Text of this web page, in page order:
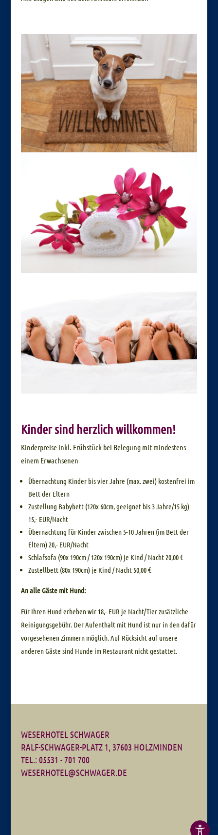
Kinder sind herzlich willkommen!
Kinderpreise inkl. Frühstück bei Belegung mit mindestens
einem Erwachsenen
Übernachtung Kinder bis vier Jahre (max. zwei) kostenfrei im
Bett der Eltern
Zustellung Babybett (120x 60cm, geeignet bis 3 Jahre/15 kg)
15,- EUR/Nacht
Übernachtung für Kinder zwischen 5-10 Jahren (im Bett der
Eltern) 20,- EUR/Nacht
Schlafsofa (90x 190cm / 120x 190cm) je Kind / Nacht 20,00 €
Zustellbett (80x 190cm) je Kind / Nacht 50,00 €
An alle Gäste mit Hund:
Für Ihren Hund erheben wir 18,- EUR je Nacht/Tier zusätzliche
Reinigungsgebühr. Der Aufenthalt mit Hund ist nur in den dafür
vorgesehenen Zimmern möglich. Auf Rücksicht auf unsere
anderen Gäste sind Hunde im Restaurant nicht gestattet.
WESERHOTEL SCHWAGER
RALF-SCHWAGER-PLATZ 1, 37603 HOLZMINDEN
TEL.: 05531 - 701 700
WESERHOTEL@SCHWAGER.DE